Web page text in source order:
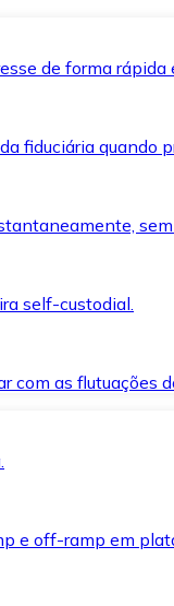
de forma rápida
fiduciária quando
self-custodial.
com as flutuações
e off-ramp em